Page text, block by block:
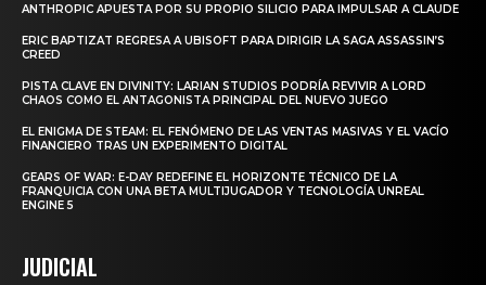
ANTHROPIC APUESTA POR SU PROPIO SILICIO PARA IMPULSAR A CLAUDE
ERIC BAPTIZAT REGRESA A UBISOFT PARA DIRIGIR LA SAGA ASSASSIN’S
CREED
PISTA CLAVE EN DIVINITY: LARIAN STUDIOS PODRÍA REVIVIR A LORD
CHAOS COMO EL ANTAGONISTA PRINCIPAL DEL NUEVO JUEGO
EL ENIGMA DE STEAM: EL FENÓMENO DE LAS VENTAS MASIVAS Y EL VACÍO
FINANCIERO TRAS UN EXPERIMENTO DIGITAL
GEARS OF WAR: E-DAY REDEFINE EL HORIZONTE TÉCNICO DE LA
FRANQUICIA CON UNA BETA MULTIJUGADOR Y TECNOLOGÍA UNREAL
ENGINE 5
JUDICIAL